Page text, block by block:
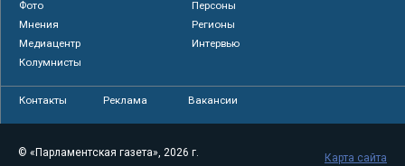
Фото
Персоны
Мнения
Регионы
Медиацентр
Интервью
Колумнисты
Контакты Реклама Вакансии
© «Парламентская газета», 2026 г.
Карта сайта